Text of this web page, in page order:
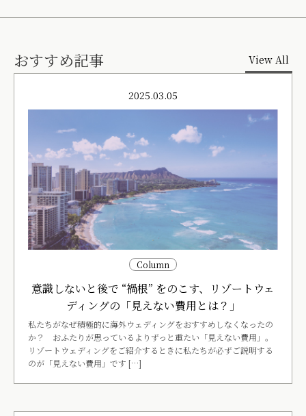
おすすめ記事 View All
2025.03.05
Column
意識しないと後で “禍根” をのこす、リゾートウェ
ディングの「見えない費用とは？」
私たちがなぜ積極的に海外ウェディングをおすすめしなくなったの
か？ おふたりが思っているよりずっと重たい「見えない費用」。
リゾートウェディングをご紹介するときに私たちが必ずご説明する
のが「見えない費用」です […]